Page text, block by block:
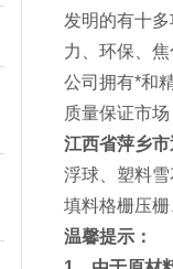
发明的有十
力、环保、
公司拥有*和
质量保证市
江西省萍乡
浮球、塑料
填料格栅压
温馨提示：